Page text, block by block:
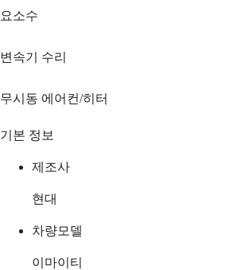
요소수
변속기 수리
무시동 에어컨/히터
기본 정보
제조사
현대
차량모델
이마이티